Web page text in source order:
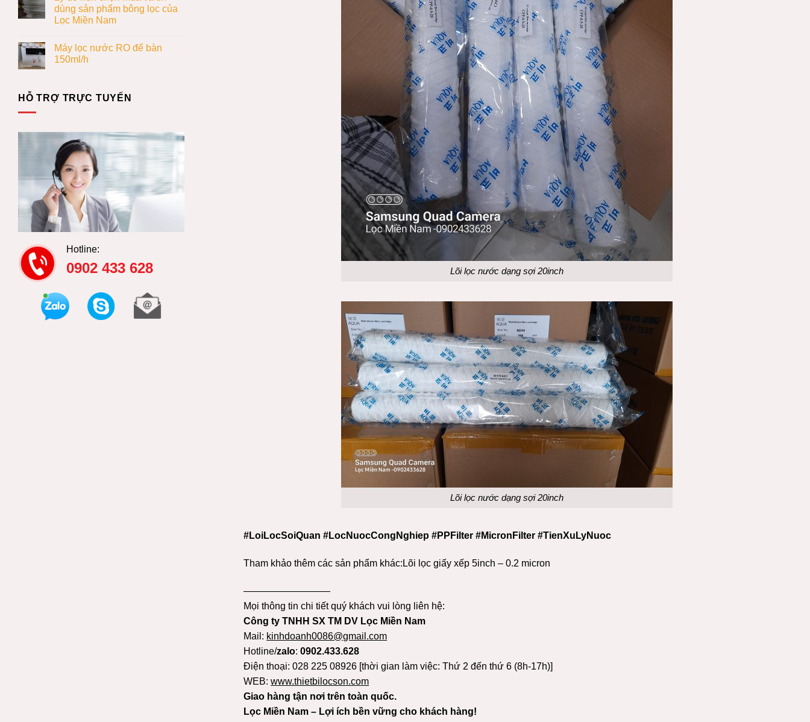
dùng sản phẩm bông lọc của
Lọc Miền Nam
Máy lọc nước RO để bàn
150ml/h
HỖ TRỢ TRỰC TUYẾN
Hotline:
0902 433 628 Lõi lọc nước dạng sợi 20inch
Lõi lọc nước dạng sợi 20inch
#LoiLocSoiQuan #LocNuocCongNghiep #PPFilter #MicronFilter #TienXuLyNuoc
Tham khảo thêm các sản phẩm khác:Lõi lọc giấy xếp 5inch – 0.2 micron
—————————
Mọi thông tin chi tiết quý khách vui lòng liên hệ:
Công ty TNHH SX TM DV Lọc Miền Nam
Mail: kinhdoanh0086@gmail.com
Hotline/zalo:0902.433.628
Điện thoại: 028 225 08926 [thời gian làm việc: Thứ 2 đến thứ 6 (8h-17h)]
WEB:www.thietbilocson.com
Giao hàng tận nơi trên toàn quốc.
Lọc Miền Nam – Lợi ích bền vững cho khách hàng!